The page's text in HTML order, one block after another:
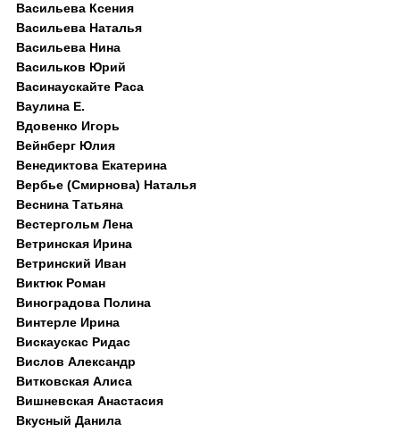
Васильева Ксения
Васильева Наталья
Васильева Нина
Васильков Юрий
Васинаускайте Раса
Ваулина Е.
Вдовенко Игорь
Вейнберг Юлия
Венедиктова Екатерина
Вербье (Смирнова) Наталья
Веснина Татьяна
Вестергольм Лена
Ветринская Ирина
Ветринский Иван
Виктюк Роман
Виноградова Полина
Винтерле Ирина
Вискаускас Ридас
Вислов Александр
Витковская Алиса
Вишневская Анастасия
Вкусный Данила